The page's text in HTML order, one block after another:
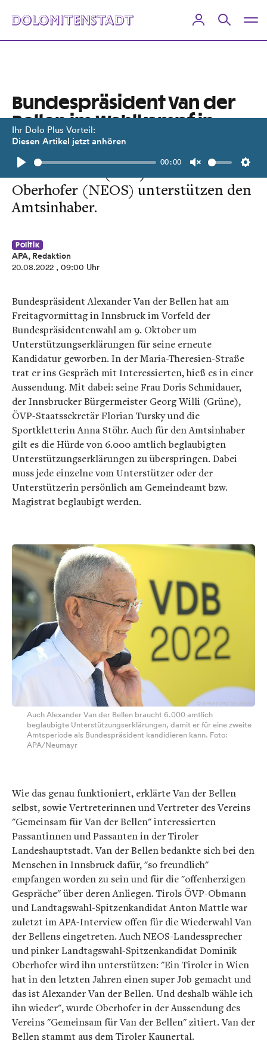
Ihr Dolo Plus Vorteil:
Diesen Artikel jetzt anhören
Play
00:00
Unmute
Bundespräsident Van der
Bellen im Wahlkampf in
Innsbruck
Anton Mattle (ÖVP) und Dominik
Oberhofer (NEOS) unterstützen den
Amtsinhaber.
Politik
APA, Redaktion
20.08.2022 , 09:00 Uhr
Bundespräsident Alexander Van der Bellen hat am
Freitagvormittag in Innsbruck im Vorfeld der
Bundespräsidentenwahl am 9. Oktober um
Unterstützungserklärungen für seine erneute
Kandidatur geworben. In der Maria-Theresien-Straße
trat er ins Gespräch mit Interessierten, hieß es in einer
Aussendung. Mit dabei: seine Frau Doris Schmidauer,
der Innsbrucker Bürgermeister Georg Willi (Grüne),
ÖVP-Staatssekretär Florian Tursky und die
Sportkletterin Anna Stöhr. Auch für den Amtsinhaber
gilt es die Hürde von 6.000 amtlich beglaubigten
Unterstützungserklärungen zu überspringen. Dabei
muss jede einzelne vom Unterstützer oder der
Unterstützerin persönlich am Gemeindeamt bzw.
Magistrat beglaubigt werden.
Auch Alexander Van der Bellen braucht 6.000 amtlich
beglaubigte Unterstützungserklärungen, damit er für eine zweite
Amtsperiode als Bundespräsident kandidieren kann. Foto:
APA/Neumayr
Wie das genau funktioniert, erklärte Van der Bellen
selbst, sowie Vertreterinnen und Vertreter des Vereins
"Gemeinsam für Van der Bellen" interessierten
Passantinnen und Passanten in der Tiroler
Landeshauptstadt. Van der Bellen bedankte sich bei den
Menschen in Innsbruck dafür, "so freundlich"
empfangen worden zu sein und für die "offenherzigen
Gespräche" über deren Anliegen. Tirols ÖVP-Obmann
und Landtagswahl-Spitzenkandidat Anton Mattle war
zuletzt im APA-Interview offen für die Wiederwahl Van
der Bellens eingetreten. Auch NEOS-Landessprecher
und pinker Landtagswahl-Spitzenkandidat Dominik
Oberhofer wird ihn unterstützen: "Ein Tiroler in Wien
hat in den letzten Jahren einen super Job gemacht und
das ist Alexander Van der Bellen. Und deshalb wähle ich
ihn wieder", wurde Oberhofer in der Aussendung des
Vereins "Gemeinsam für Van der Bellen" zitiert. Van der
Bellen stammt aus dem Tiroler Kaunertal.